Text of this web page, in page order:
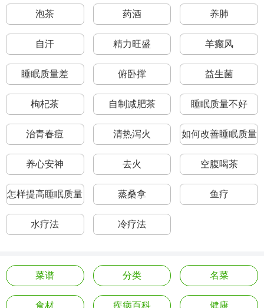
泡茶 药酒 养肺
自汗 精力旺盛 羊癫风
睡眠质量差 俯卧撑 益生菌
枸杞茶 自制减肥茶 睡眠质量不好
治青春痘 清热泻火 如何改善睡眠质量
养心安神 去火 空腹喝茶
怎样提高睡眠质量 蒸桑拿 鱼疗
水疗法 冷疗法
菜谱 分类 名菜
食材 疾病百科 健康